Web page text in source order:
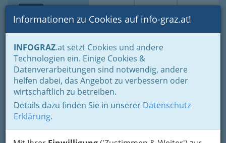
Suche Login Toggle
Informationen zu Cookies auf info-graz.at!
INFOGRAZ.at setzt Cookies und andere
Technologien ein. Einige Cookies &
Datenverarbeitungen sind notwendig, andere
helfen dabei, das Angebot zu verbessern oder
wirtschaftlich zu betreiben.
Details dazu finden Sie in unserer Datenschutz
Erklärung.
Home Branchen
Gewerbe, Handwerk, Banken
Information und Consulting
Telekommunikations- und Rundfunk-Unternehmungen
Öffentliche Internet-Kommunikationsdienste
power-net betriebs gmbH
Alte Poststraße 136, 8020 Graz